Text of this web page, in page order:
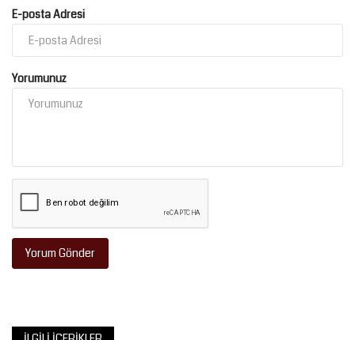
E-posta Adresi
Yorumunuz
Yorum Gönder